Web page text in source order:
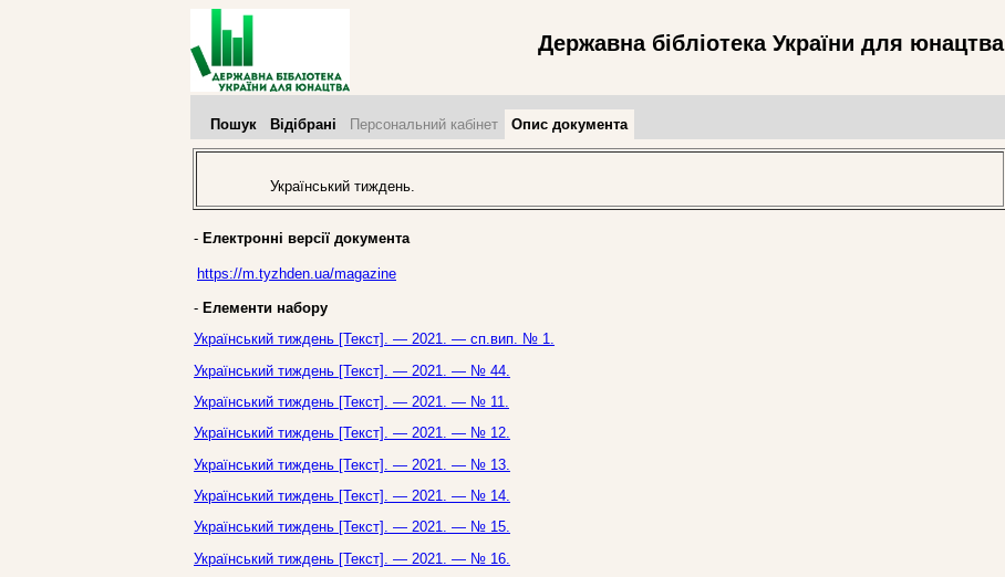
Державна бібліотека України для юнацтва
Пошук Відібрані Персональний кабінет Опис документа
Український тиждень.
- Електронні версії документа
https://m.tyzhden.ua/magazine
- Елементи набору
Український тиждень [Текст]. — 2021. — сп.вип. № 1.
Український тиждень [Текст]. — 2021. — № 44.
Український тиждень [Текст]. — 2021. — № 11.
Український тиждень [Текст]. — 2021. — № 12.
Український тиждень [Текст]. — 2021. — № 13.
Український тиждень [Текст]. — 2021. — № 14.
Український тиждень [Текст]. — 2021. — № 15.
Український тиждень [Текст]. — 2021. — № 16.